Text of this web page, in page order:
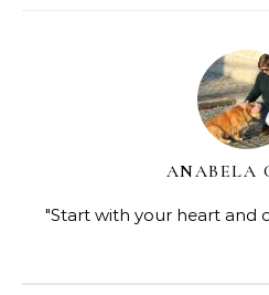
ANABELA
"Start with your heart and